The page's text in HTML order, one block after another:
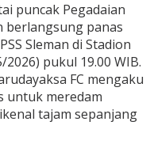
puncak Pegadaian
berlangsung panas
Sleman di Stadion
pukul 19.00 WIB.
FC mengaku
untuk meredam
tajam sepanjang